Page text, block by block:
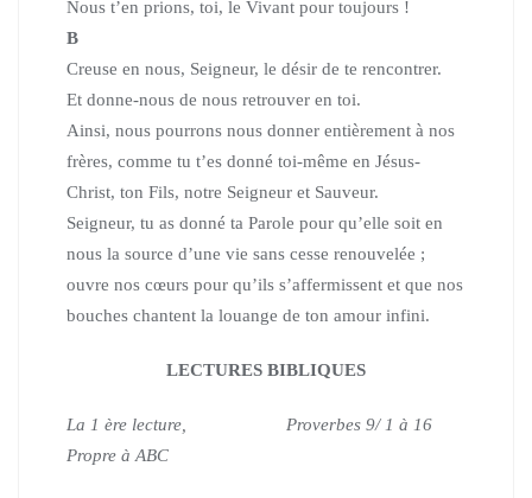
Nous t’en prions, toi, le Vivant pour toujours !
B
Creuse en nous, Seigneur, le désir de te rencontrer.
Et donne-nous de nous retrouver en toi.
Ainsi, nous pourrons nous donner entièrement à nos
frères, comme tu t’es donné toi-même en Jésus-
Christ, ton Fils, notre Seigneur et Sauveur.
Seigneur, tu as donné ta Parole pour qu’elle soit en
nous la source d’une vie sans cesse renouvelée ;
ouvre nos cœurs pour qu’ils s’affermissent et que nos
bouches chantent la louange de ton amour infini.
LECTURES BIBLIQUES
La 1 ère lecture,
Proverbes 9/ 1 à 16
Propre à ABC